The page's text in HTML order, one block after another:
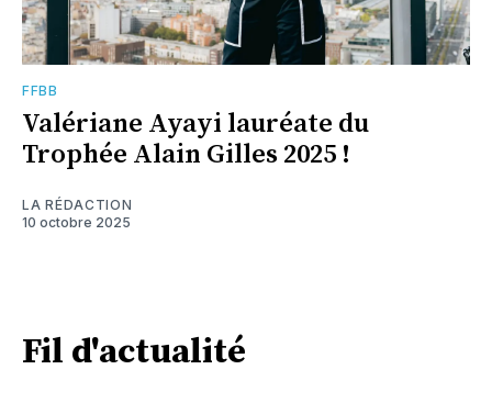
FFBB
Valériane Ayayi lauréate du
Trophée Alain Gilles 2025 !
LA RÉDACTION
10 octobre 2025
Fil d'actualité